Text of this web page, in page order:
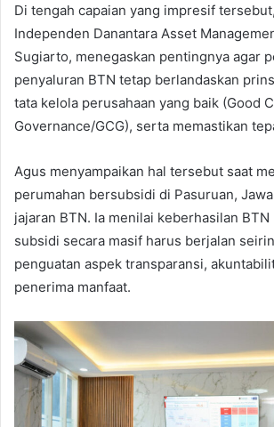
Di tengah capaian yang impresif
Independen Danantara Asset
Sugiarto, menegaskan pentingnya agar
penyaluran BTN tetap berlandaskan
tata kelola perusahaan yang baik (Good
Governance/GCG), serta memastikan
Agus menyampaikan hal tersebut saat
perumahan bersubsidi di Pasuruan,
jajaran BTN. Ia menilai keberhasilan BTN
subsidi secara masif harus berjalan
penguatan aspek transparansi,
penerima manfaat.